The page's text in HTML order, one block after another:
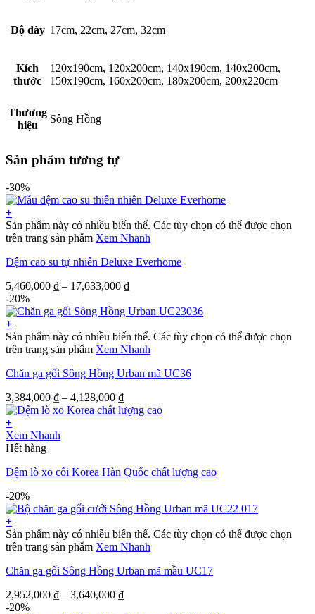
Độ dày 17cm, 22cm, 27cm, 32cm
Kích
thước
120x190cm, 120x200cm, 140x190cm, 140x200cm,
150x190cm, 160x200cm, 180x200cm, 200x220cm
Thương
hiệu
Sông Hồng
Sản phẩm tương tự
-30%
+
Sản phẩm này có nhiều biến thể. Các tùy chọn có thể được chọn
trên trang sản phẩm Xem Nhanh
Đệm cao su tự nhiên Deluxe Everhome
5,460,000 ₫ – 17,633,000 ₫
-20%
+
Sản phẩm này có nhiều biến thể. Các tùy chọn có thể được chọn
trên trang sản phẩm Xem Nhanh
Chăn ga gối Sông Hồng Urban mã UC36
3,384,000 ₫ – 4,128,000 ₫
+
Xem Nhanh
Hết hàng
Đệm lò xo cối Korea Hàn Quốc chất lượng cao
-20%
+
Sản phẩm này có nhiều biến thể. Các tùy chọn có thể được chọn
trên trang sản phẩm Xem Nhanh
Chăn ga gối Sông Hồng Urban mã mầu UC17
2,952,000 ₫ – 3,640,000 ₫
-20%